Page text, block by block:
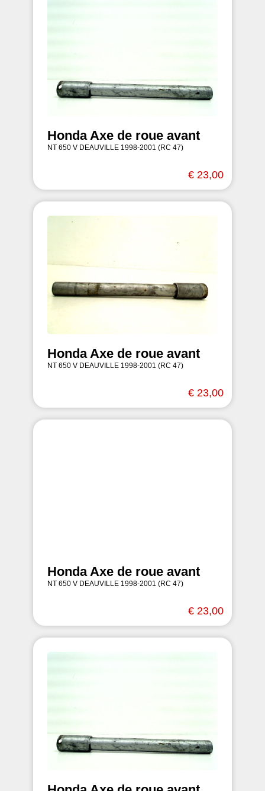
Honda Axe de roue avant
NT 650 V DEAUVILLE 1998-2001 (RC 47)
€ 23,00
Honda Axe de roue avant
NT 650 V DEAUVILLE 1998-2001 (RC 47)
€ 23,00
Honda Axe de roue avant
NT 650 V DEAUVILLE 1998-2001 (RC 47)
€ 23,00